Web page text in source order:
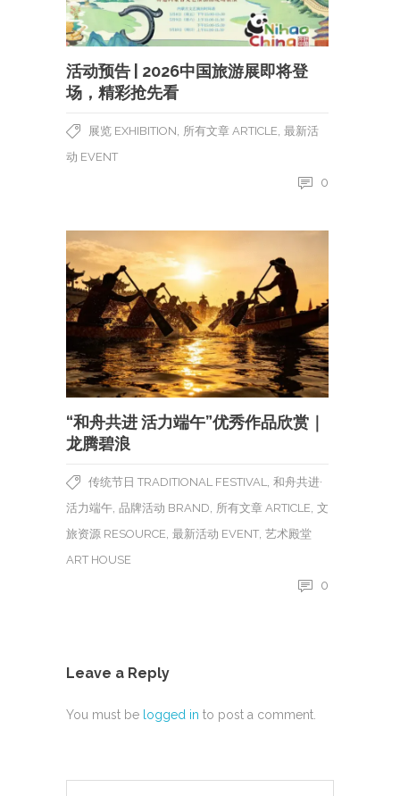
活动预告 | 2026中国旅游展即将登
场，精彩抢先看
展览 EXHIBITION 所有文章 ARTICLE 最新活
动 EVENT
0
“和舟共进 活力端午”优秀作品欣赏｜
龙腾碧浪
传统节日 TRADITIONAL FESTIVAL, 和舟共进·
活力端午, 品牌活动 BRAND, 所有文章 ARTICLE, 文
旅资源 RESOURCE, 最新活动 EVENT, 艺术殿堂
ART HOUSE
0
Leave a Reply
You must be logged in to post a comment.